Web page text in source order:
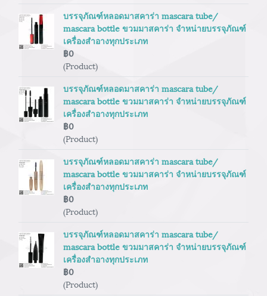
บรรจุภัณฑ์หลอดมาสคาร่า mascara tube/
mascara bottle ขวมมาสคาร่า จำหน่ายบรรจุภัณฑ์
เครื่องสำอางทุกประเภท
฿0
(Product)
บรรจุภัณฑ์หลอดมาสคาร่า mascara tube/
mascara bottle ขวมมาสคาร่า จำหน่ายบรรจุภัณฑ์
เครื่องสำอางทุกประเภท
฿0
(Product)
บรรจุภัณฑ์หลอดมาสคาร่า mascara tube/
mascara bottle ขวมมาสคาร่า จำหน่ายบรรจุภัณฑ์
เครื่องสำอางทุกประเภท
฿0
(Product)
บรรจุภัณฑ์หลอดมาสคาร่า mascara tube/
mascara bottle ขวมมาสคาร่า จำหน่ายบรรจุภัณฑ์
เครื่องสำอางทุกประเภท
฿0
(Product)